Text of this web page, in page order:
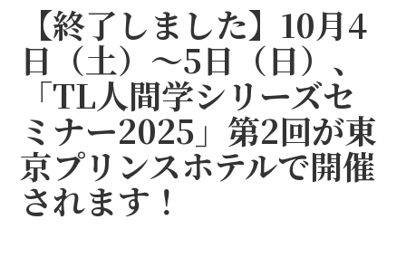
【終了しました】10月4
日（土）～5日（日）、
「TL人間学シリーズセ
ミナー2025」第2回が東
京プリンスホテルで開催
されます！